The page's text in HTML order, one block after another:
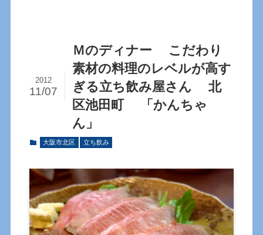
Ｍのディナー こだわり
素材の料理のレベルが高す
ぎる立ち飲み屋さん 北
区池田町 「かんちゃ
ん」
2012
11/07
大阪市北区 立ち飲み